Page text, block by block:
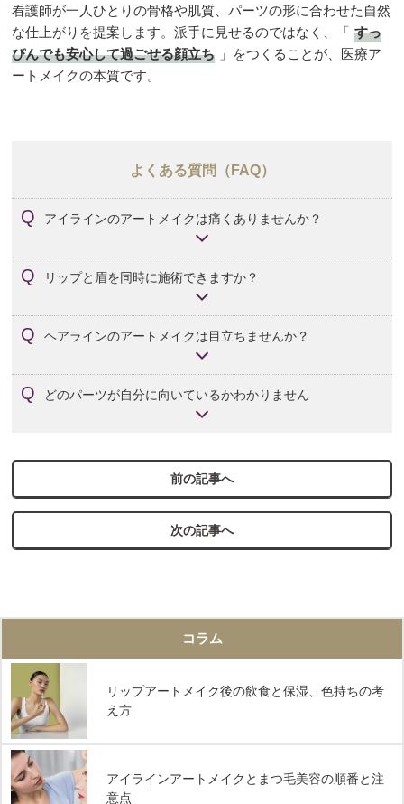
看護師が一人ひとりの骨格や肌質、パーツの形に合わせた自然
な仕上がりを提案します。派手に見せるのではなく、「 すっ
ぴんでも安心して過ごせる顔立ち 」をつくることが、医療ア
ートメイクの本質です。
よくある質問（FAQ）
アイラインのアートメイクは痛くありませんか？
表面麻酔を使用するため、痛みは最小限に抑えられます。
特に粘膜に近い部分の施術となるため、不安な方には途中
リップと眉を同時に施術できますか？
同日に複数パーツの施術を希望される方も多くいらっしゃ
います。肌の状態や体調を見ながら、当日施術できるかを
ヘアラインのアートメイクは目立ちませんか？
髪色や生え方に合わせて色素を選ぶため、近くで見ても違
和感のない自然な仕上がりが可能です。髪をかき上げて
どのパーツが自分に向いているかわかりません
がら、必要なパーツ・優先順位を一緒に考えます。無理に
おすすめすることはありませんので、安心してご相談くだ
さい。
前の記事へ
次の記事へ
コラム
リップアートメイク後の飲食と保湿、色持ちの考
え方
アイラインアートメイクとまつ毛美容の順番と注
意点